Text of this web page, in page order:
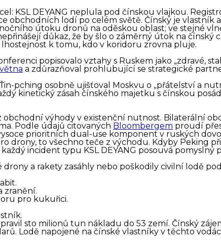
KSL DEYANG neplula pod čínskou vlajkou.
obchodních lodí po celém světě. Čínský je vlastník
útoku dronů na oděskou oblast; ve stejné
důkaz, že by šlo o záměrný útok na
k tomu, kdo v koridoru zrovna pluje.
popisovalo vztahy s Ruskem jako „zdravé,
a zdůrazňoval prohlubující se strategické
pching osobně ujišťoval Moskvu o „přátelství a
kinetický zásah čínského majetku s čínskou
výhody v existenční nutnost. Bilaterální
Podle údajů citovaných Bloombergem proudí
prioritních dual-use komponent v ruských
drony, to všechno teče z východu. Kdyby Peking
incident typu KSL DEYANG posouvá pomyslný
drony a rakety zasáhly nebo poškodily civilní lodě
zranění.
pro kukuřici.
sto milionů tun nákladu do 53 zemí. Čínský
Lodě napojené na čínské vlastníky v těchto